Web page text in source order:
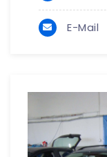
E-Mail